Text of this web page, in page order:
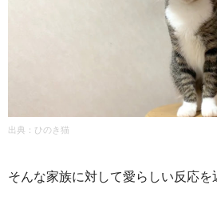
出典： ひのき猫
そんな家族に対して愛らしい反応を